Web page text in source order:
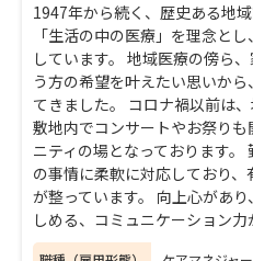
1947年から続く、歴史ある地
「生活の中の医療」を理念と
しています。 地域医療の傍ら
う方の希望を叶えたい思いか
てきました。 コロナ禍以前は
敷地内でコンサートやお祭り
ニティの場となっております
の事情に柔軟に対応しており
が整っています。 向上心があ
しめる、コミュニケーション力